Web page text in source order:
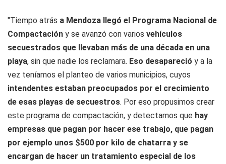
"Tiempo atrás a Mendoza llegó el Programa Nacional de
Compactación y se avanzó con varios vehículos
secuestrados que llevaban más de una década en una
playa, sin que nadie los reclamara. Eso desapareció y a la
vez teníamos el planteo de varios municipios, cuyos
intendentes estaban preocupados por el crecimiento
de esas playas de secuestros. Por eso propusimos crear
este programa de compactación, y detectamos que hay
empresas que pagan por hacer ese trabajo, que pagan
por ejemplo unos $500 por kilo de chatarra y se
encargan de hacer un tratamiento especial de los